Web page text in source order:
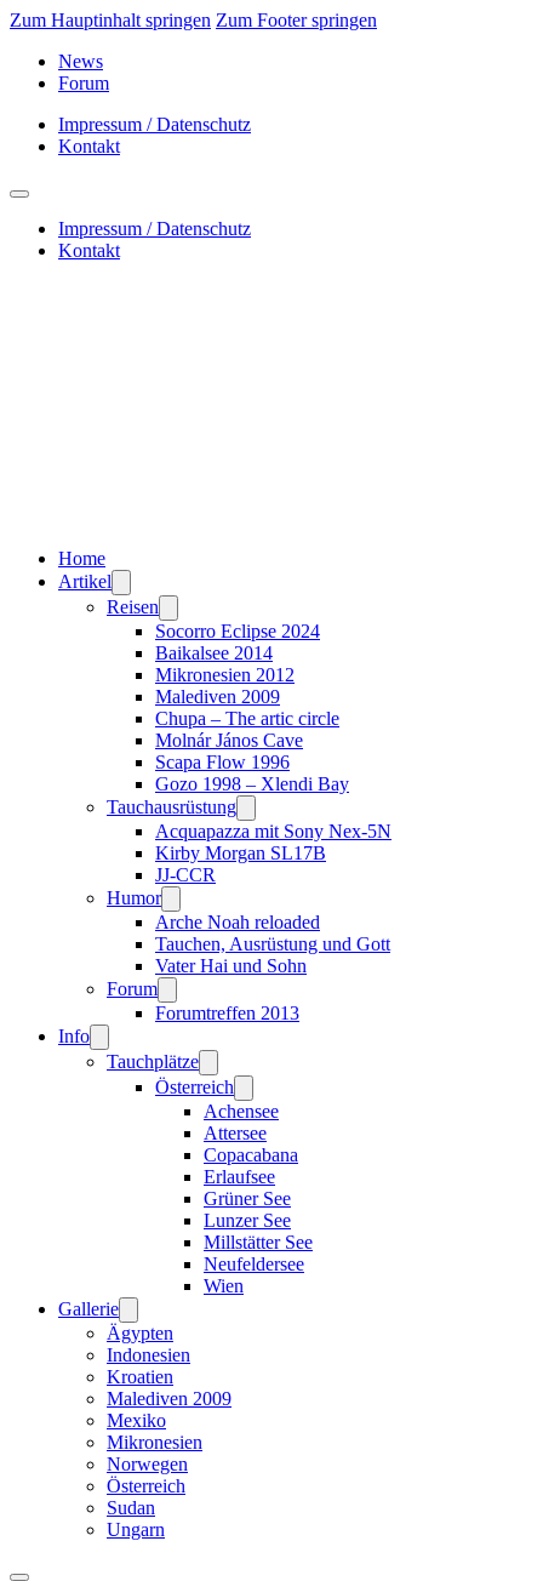
Zum Hauptinhalt springen Zum Footer springen
News
Forum
Impressum / Datenschutz
Kontakt
Impressum / Datenschutz
Kontakt
Home
Artikel
Reisen
Socorro Eclipse 2024
Baikalsee 2014
Mikronesien 2012
Malediven 2009
Chupa – The artic circle
Molnár János Cave
Scapa Flow 1996
Gozo 1998 – Xlendi Bay
Tauchausrüstung
Acquapazza mit Sony Nex-5N
Kirby Morgan SL17B
JJ-CCR
Humor
Arche Noah reloaded
Tauchen, Ausrüstung und Gott
Vater Hai und Sohn
Forum
Forumtreffen 2013
Info
Tauchplätze
Österreich
Achensee
Attersee
Copacabana
Erlaufsee
Grüner See
Lunzer See
Millstätter See
Neufeldersee
Wien
Gallerie
Ägypten
Indonesien
Kroatien
Malediven 2009
Mexiko
Mikronesien
Norwegen
Österreich
Sudan
Ungarn